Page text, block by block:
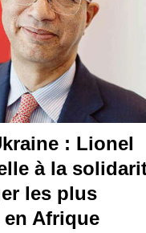
: Lionel
à la
les plus
Afrique